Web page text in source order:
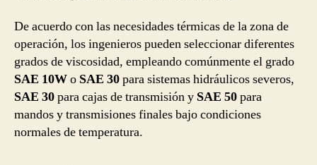
De acuerdo con las necesidades térmicas de la zona de
operación, los ingenieros pueden seleccionar diferentes
grados de viscosidad, empleando comúnmente el grado
SAE 10Wo SAE 30para sistemas hidráulicos severos,
SAE 30para cajas de transmisión y SAE 50para
mandos y transmisiones finales bajo condiciones
normales de temperatura.